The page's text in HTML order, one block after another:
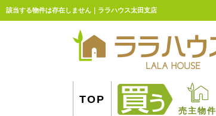
該当する物件は存在しません｜ララハウス太田支店
TOP
売主物件